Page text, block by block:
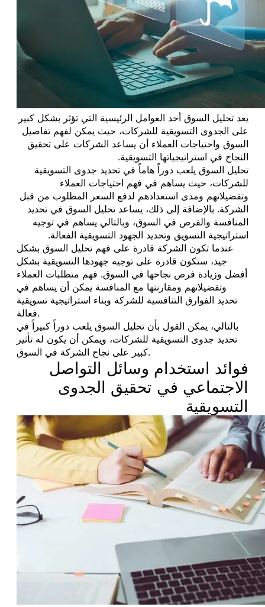
يعد تحليل السوق أحد العوامل الرئيسية التي تؤثر بشكل كبير
على الجدوى التسويقية للشركات، حيث يمكن لفهم تفاصيل
السوق واحتياجات العملاء أن يساعد الشركات على تحقيق
النجاح في استراتيجياتها التسويقية.
تحليل السوق يلعب دوراً هاماً في تحديد جدوى التسويقية
للشركات، حيث يساهم في فهم احتياجات العملاء
وتفضيلاتهم ومدى استعدادهم لدفع السعر المطلوب من قبل
الشركة. بالإضافة إلى ذلك، يساعد تحليل السوق في تحديد
المنافسة والفرص في السوق، وبالتالي يساهم في توجيه
استراتيجية التسويق وتحديد الجهود التسويقية الفعالة.
عندما تكون الشركة قادرة على فهم تحليل السوق بشكل
جيد، ستكون قادرة على توجيه جهودها التسويقية بشكل
أفضل وزيادة فرص نجاحها في السوق. فهم متطلبات العملاء
وتفضيلاتهم ومقارنتها مع المنافسة يمكن أن يساهم في
تحديد الفوارق التنافسية للشركة وبناء استراتيجية تسويقية
فعالة.
بالتالي، يمكن القول بأن تحليل السوق يلعب دوراً كبيراً في
تحديد جدوى التسويقية للشركات، ويمكن أن يكون له تأثير
كبير على نجاح الشركة في السوق.
فوائد استخدام وسائل التواصل
الاجتماعي في تحقيق الجدوى
التسويقية